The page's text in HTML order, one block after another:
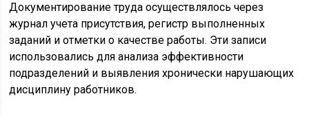
Документирование труда осуществлялось через
журнал учета присутствия, регистр выполненных
заданий и отметки о качестве работы. Эти записи
использовались для анализа эффективности
подразделений и выявления хронически нарушающих
дисциплину работников.